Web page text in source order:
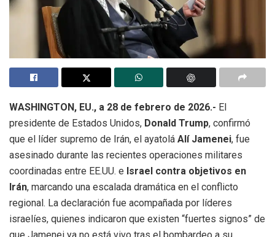
WASHINGTON, EU., a 28 de febrero de 2026.- El
presidente de Estados Unidos, Donald Trump, confirmó
que el líder supremo de Irán, el ayatolá Alí Jamenei, fue
asesinado durante las recientes operaciones militares
coordinadas entre EE.UU. e Israel contra objetivos en
Irán, marcando una escalada dramática en el conflicto
regional. La declaración fue acompañada por líderes
israelíes, quienes indicaron que existen “fuertes signos” de